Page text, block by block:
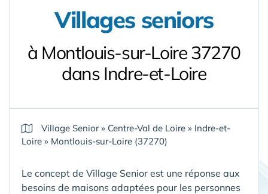
Villages seniors
à Montlouis-sur-Loire 37270
dans Indre-et-Loire
Village Senior» Centre-Val de Loire » Indre-et-
Loire » Montlouis-sur-Loire (37270)
Le concept de Village Senior est une réponse aux
besoins de maisons adaptées pour les personnes